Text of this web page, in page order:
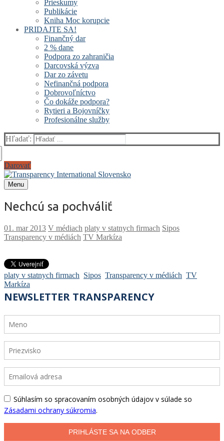
Prieskumy
Publikácie
Kniha Moc korupcie
PRIDAJTE SA!
Finančný dar
2 % dane
Podpora zo zahraničia
Darcovská výzva
Dar zo závetu
Nefinančná podpora
Dobrovoľníctvo
Čo dokáže podpora?
Rytieri a Bojovníčky
Profesionálne služby
Hľadať:
Darovať
Menu
Nechcú sa pochváliť
V médiach platy v statnych firmach Sipos
Transparency v médiách TV Markíza
platy v statnych firmach Sipos Transparency v médiách TV
Markíza